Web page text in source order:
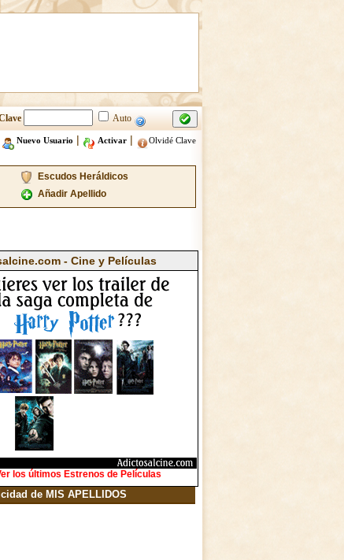
Auto
Nuevo Usuario | Activar| Olvidé Clave
Escudos Heráldicos
Añadir Apellido
- Cine y Películas
los últimos Estrenos de Películas
de MIS APELLIDOS